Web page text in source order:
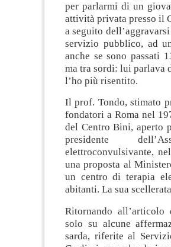
per parlarmi di un
attività privata presso il
a seguito
servizio pubblico, ad
anche se sono passati
ma tra sordi: lui parlava
l’ho più risentito.
Il prof. Tondo, stimato
fondatori a Roma nel
del Centro Bini, aperto
presidente
elettroconvulsivante,
una proposta al
un centro di terapia
abitanti. La sua
Ritornando
solo su alcune
sarda, riferite al